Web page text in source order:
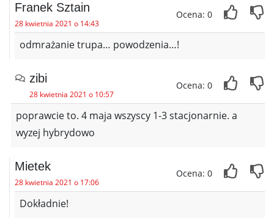
Franek Sztain
28 kwietnia 2021 o 14:43
Ocena: 0
odmrażanie trupa… powodzenia…!
zibi
28 kwietnia 2021 o 10:57
Ocena: 0
poprawcie to. 4 maja wszyscy 1-3 stacjonarnie. a
wyzej hybrydowo
Mietek
28 kwietnia 2021 o 17:06
Ocena: 0
Dokładnie!